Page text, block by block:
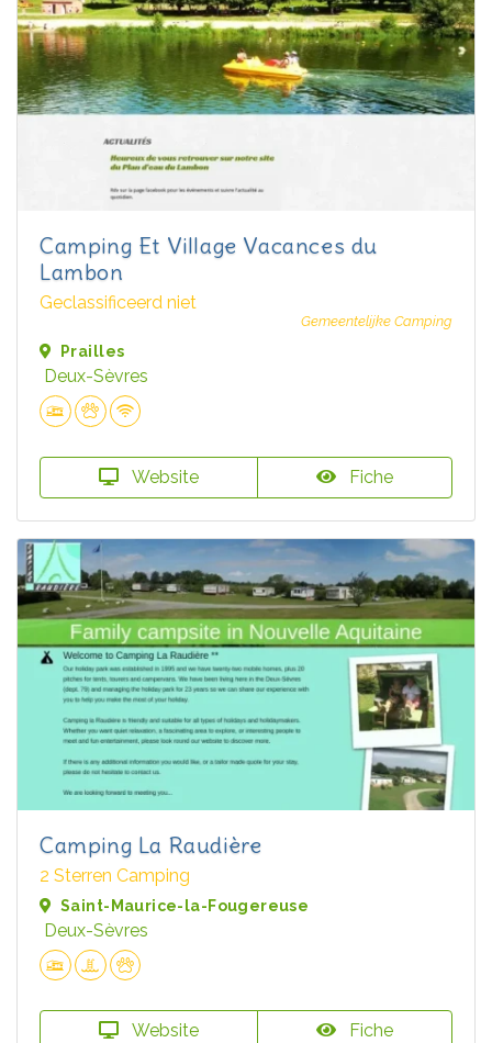
Camping Et Village Vacances du
Lambon
Geclassificeerd niet
Gemeentelijke Camping
Prailles
Deux-Sèvres
Website Fiche
Camping La Raudière
2 Sterren Camping
Saint-Maurice-la-Fougereuse
Deux-Sèvres
Website Fiche